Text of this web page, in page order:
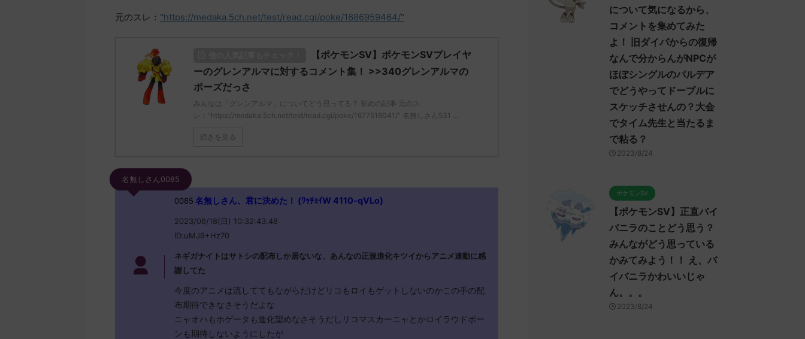
元のスレ： "https://medaka.5ch.net/test/read.cgi/poke/1686959464/"
【ポケモンSV】ポケモンSVプレイヤ
ーのグレンアルマに対するコメント集！ >>340グレンアルマの
ポーズだっさ
みんなは「グレンアルマ」についてどう思ってる？ 初めの記事 元のス
レ："https://medaka.5ch.net/test/read.cgi/poke/1677516041/" 名無しさん531 ...
続きを見る
名無しさん0085
0085 名無しさん、君に決めた！ (ﾜｯﾁｮｲW 4110-qVLo)
2023/06/18(日) 10:32:43.48
ID:uMJ9+Hz70
ネギガナイトはサトシの配布しか居ないな、あんなの正規進化キツイからアニメ連動に感
謝してた
今度のアニメは流しててもながらだけどリコもロイもゲットしないのかこの手の配
布期待できなさそうだよな
ニャオハもホゲータも進化望めなさそうだしリコマスカーニャとかロイラウドボー
ンも期待しないようにしたが
について気になるから、
コメントを集めてみた
よ！ 旧ダイパからの復帰
なんで分からんがNPCが
ほぼシングルのパルデア
でどうやってドーブルに
スケッチさせんの？大会
でタイム先生と当たるま
で粘る？
2023/8/24
ポケモンSV
【ポケモンSV】正直バイ
バニラのことどう思う？
みんながどう思っている
かみてみよう！！ え、バ
イバニラかわいいじゃ
ん。。。
2023/8/24